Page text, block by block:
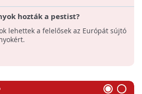
hozták a pestist?
lehettek a felelősek az Európát sújtó